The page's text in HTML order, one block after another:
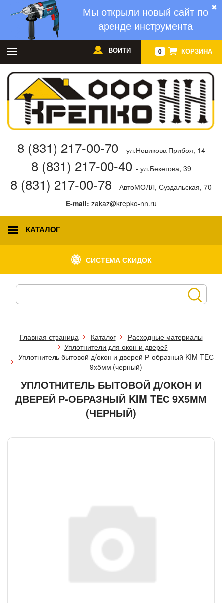
✖
Мы открыли новый сайт по
аренде инструмента
0 КОРЗИНА
ВОЙТИ
8 (831) 217-00-70 - ул.Новикова Прибоя, 14
8 (831) 217-00-40 - ул.Бекетова, 39
8 (831) 217-00-78 - АвтоМОЛЛ, Суздальская, 70
E-mail: zakaz@krepko-nn.ru
КАТАЛОГ
СИСТЕМА СКИДОК
Главная страница Каталог
Расходные материалы
Уплотнители для окон и дверей
Уплотнитель бытовой д/окон и дверей Р-образный KIM TEС
9х5мм (черный)
УПЛОТНИТЕЛЬ БЫТОВОЙ Д/ОКОН И
ДВЕРЕЙ Р-ОБРАЗНЫЙ KIM TEС 9Х5ММ
(ЧЕРНЫЙ)